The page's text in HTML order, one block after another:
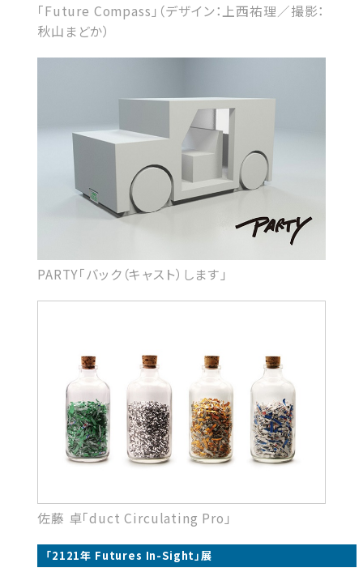
「Future Compass」（デザイン：上西祐理／撮影：
秋山まどか）
PARTY「バック（キャスト）します」
佐藤 卓「duct Circulating Pro」
「2121年 Futures In-Sight」展